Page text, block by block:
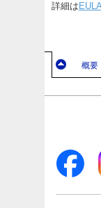
詳細は
概要